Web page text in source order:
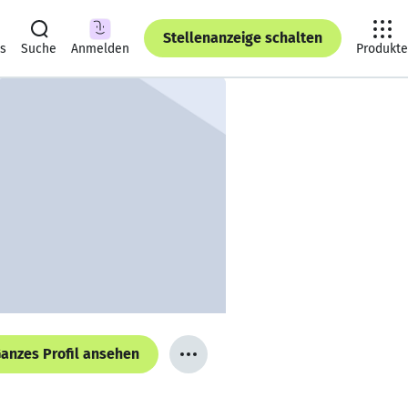
Suche Anmelden
Stellenanzeige schalten
Produkte
Profil ansehen